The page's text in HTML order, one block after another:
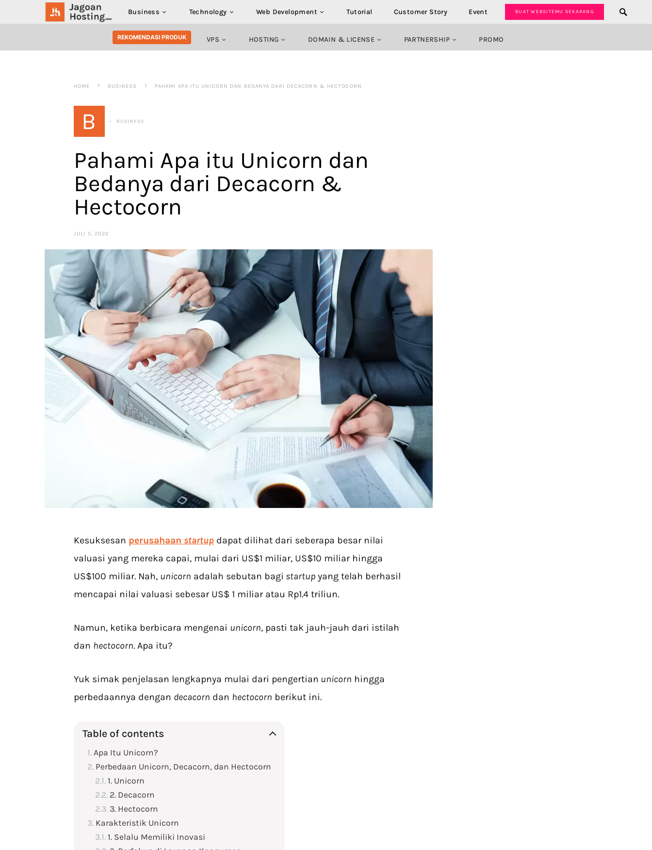
Business Technology Web Development Tutorial Customer Story Event BUAT WEBSITEMU SEKARANG
SEARCH FOR:
REKOMENDASI PRODUK VPS HOSTING DOMAIN & LICENSE PARTNERSHIP PROMO
HOME BUSINESS PAHAMI APA ITU UNICORN DAN BEDANYA DARI DECACORN & HECTOCORN
B BUSINESS
Pahami Apa itu Unicorn dan
Bedanya dari Decacorn &
Hectocorn
JULI 5, 2022
Kesuksesan perusahaan startup dapat dilihat dari seberapa besar nilai
valuasi yang mereka capai, mulai dari US$1 miliar, US$10 miliar hingga
US$100 miliar. Nah, unicorn adalah sebutan bagi startup yang telah berhasil
mencapai nilai valuasi sebesar US$ 1 miliar atau Rp1.4 triliun.
Namun, ketika berbicara mengenai unicorn, pasti tak jauh-jauh dari istilah
dan hectocorn. Apa itu?
Yuk simak penjelasan lengkapnya mulai dari pengertian unicorn hingga
perbedaannya dengan decacorn dan hectocorn berikut ini.
Table of contents
Apa Itu Unicorn?
Perbedaan Unicorn, Decacorn, dan Hectocorn
1. Unicorn
2. Decacorn
3. Hectocorn
Karakteristik Unicorn
1. Selalu Memiliki Inovasi